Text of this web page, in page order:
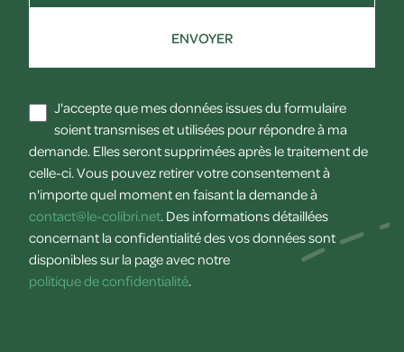
ENVOYER
J'accepte que mes données issues du formulaire
soient transmises et utilisées pour répondre à ma
demande. Elles seront supprimées après le traitement de
celle-ci. Vous pouvez retirer votre consentement à
n'importe quel moment en faisant la demande à
contact@le-colibri.net. Des informations détaillées
concernant la confidentialité des vos données sont
disponibles sur la page avec notre
politique de confidentialité.